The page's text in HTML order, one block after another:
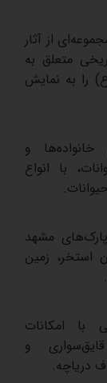
از آثار
متعلق به
ع) را به نمایش
خانواده‌ها
و
با انواع
.
پارک‌های مشهد
استخر، زمین
.
با
امکانات
قایق‌سواری
و
دریاچه.